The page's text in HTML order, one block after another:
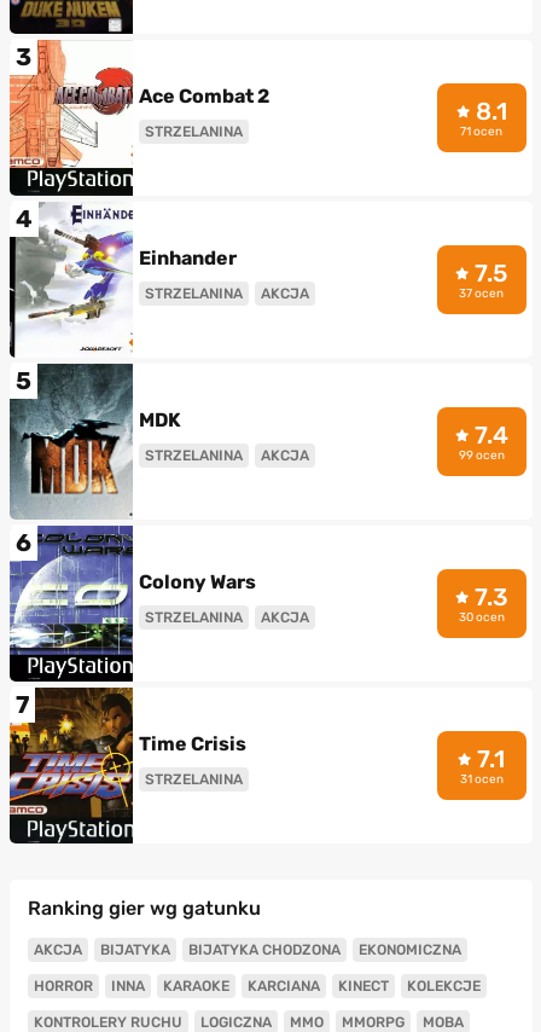
3
Ace Combat 2
STRZELANINA
8.1
71 ocen
4
Einhander
STRZELANINA AKCJA
7.5
37 ocen
5
MDK
STRZELANINA AKCJA
7.4
99 ocen
6
Colony Wars
STRZELANINA AKCJA
7.3
30 ocen
7
Time Crisis
STRZELANINA
7.1
31 ocen
Ranking gier wg gatunku
AKCJA BIJATYKA BIJATYKA CHODZONA EKONOMICZNA
HORROR INNA KARAOKE KARCIANA KINECT KOLEKCJE
KONTROLERY RUCHU LOGICZNA MMO MMORPG MOBA